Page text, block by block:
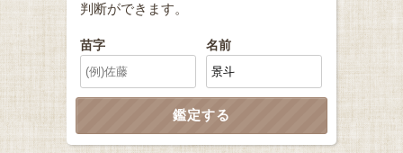
判断ができます。
苗字 名前